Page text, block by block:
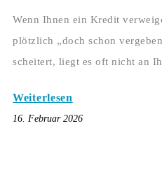
Wenn Ihnen ein Kredit
plötzlich „doch schon
scheitert, liegt es oft nicht an
Weiterlesen
16. Februar 2026